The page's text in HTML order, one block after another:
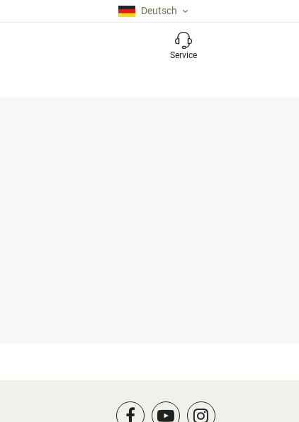
Deutsch
Service